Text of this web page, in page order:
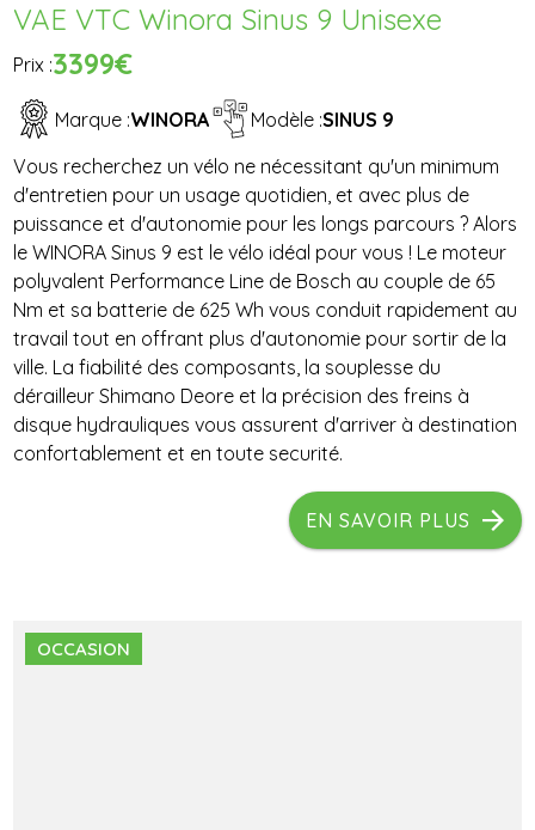
VAE VTC Winora Sinus 9 Unisexe
Prix :3399€
Marque :WINORA Modèle :SINUS 9
Vous recherchez un vélo ne nécessitant qu'un minimum
d'entretien pour un usage quotidien, et avec plus de
puissance et d'autonomie pour les longs parcours ? Alors
le WINORA Sinus 9 est le vélo idéal pour vous ! Le moteur
polyvalent Performance Line de Bosch au couple de 65
Nm et sa batterie de 625 Wh vous conduit rapidement au
travail tout en offrant plus d'autonomie pour sortir de la
ville. La fiabilité des composants, la souplesse du
dérailleur Shimano Deore et la précision des freins à
disque hydrauliques vous assurent d'arriver à destination
confortablement et en toute securité.
EN SAVOIR PLUS
OCCASION